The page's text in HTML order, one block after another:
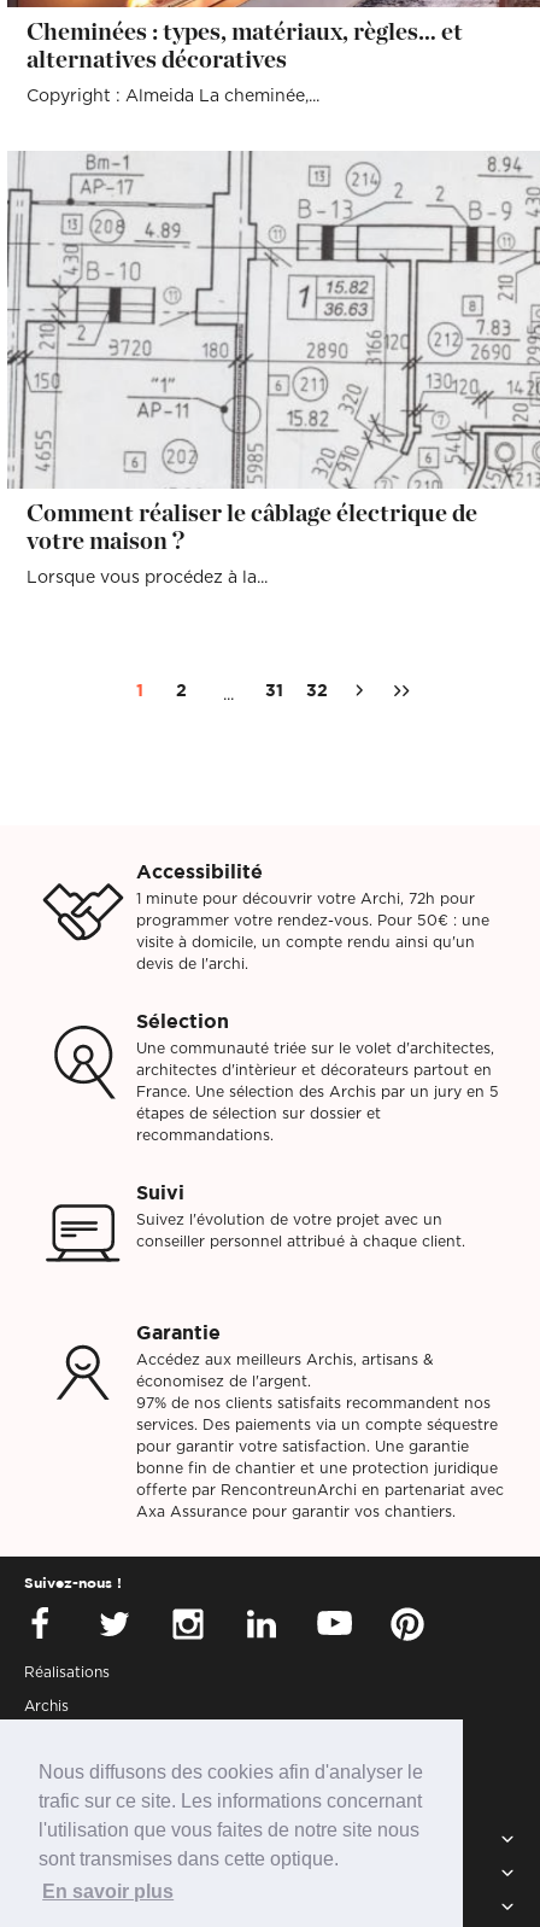
Nous diffusons des cookies afin d'analyser le
trafic sur ce site. Les informations concernant
l'utilisation que vous faites de notre site nous
sont transmises dans cette optique.
En savoir plus
Cheminées : types, matériaux, règles… et
alternatives décoratives
Copyright : Almeida La cheminée,...
Comment réaliser le câblage électrique de
votre maison ?
Lorsque vous procédez à la...
1 2 ... 31 32
Accessibilité
1 minute pour découvrir votre Archi, 72h pour
programmer votre rendez-vous. Pour 50€ : une
visite à domicile, un compte rendu ainsi qu'un
devis de l'archi.
Sélection
Une communauté triée sur le volet d'architectes,
architectes d'intèrieur et décorateurs partout en
France. Une sélection des Archis par un jury en 5
étapes de sélection sur dossier et
recommandations.
Suivi
Suivez l'évolution de votre projet avec un
conseiller personnel attribué à chaque client.
Garantie
Accédez aux meilleurs Archis, artisans &
économisez de l'argent.
97% de nos clients satisfaits recommandent nos
services. Des paiements via un compte séquestre
pour garantir votre satisfaction. Une garantie
bonne fin de chantier et une protection juridique
offerte par RencontreunArchi en partenariat avec
Axa Assurance pour garantir vos chantiers.
Réalisations
Archis
Partenaires
Connexion
Suivez-nous !